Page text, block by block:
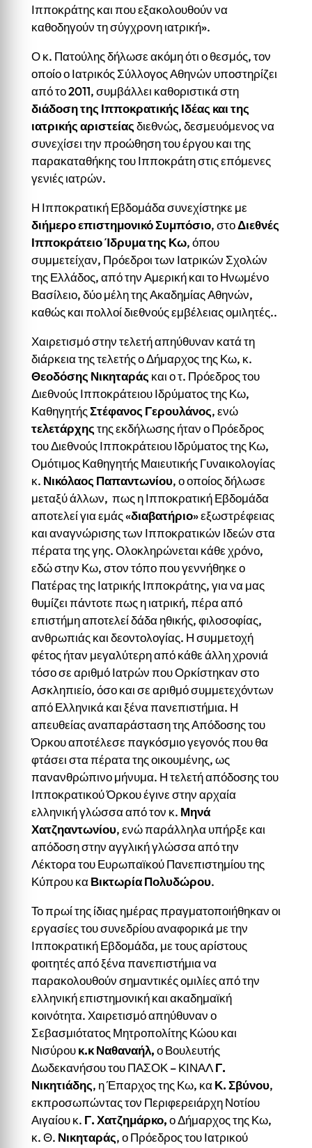
Ιπποκράτης και που εξακολουθούν να
καθοδηγούν τη σύγχρονη ιατρική».
Ο κ. Πατούλης δήλωσε ακόμη ότι ο θεσμός, τον
οποίο ο Ιατρικός Σύλλογος Αθηνών υποστηρίζει
από το 2011, συμβάλλει καθοριστικά στη
διάδοση της Ιπποκρατικής Ιδέας και της
ιατρικής αριστείαςδιεθνώς, δεσμευόμενος να
συνεχίσει την προώθηση του έργου και της
παρακαταθήκης του Ιπποκράτη στις επόμενες
γενιές ιατρών.
Η Ιπποκρατική Εβδομάδα συνεχίστηκε με
διήμερο επιστημονικό Συμπόσιο, στοΔιεθνές
Ιπποκράτειο Ίδρυμα της Κω, όπου
συμμετείχαν, Πρόεδροι των Ιατρικών Σχολών
της Ελλάδος, από την Αμερική και το Ηνωμένο
Βασίλειο, δύο μέλη της Ακαδημίας Αθηνών,
καθώς και πολλοί διεθνούς εμβέλειας ομιλητές..
Χαιρετισμό στην τελετή απηύθυναν κατά τη
διάρκεια της τελετής ο Δήμαρχος της Κω, κ.
Θεοδόσης Νικηταράς και ο τ. Πρόεδρος του
Διεθνούς Ιπποκράτειου Ιδρύματος της Κω,
ΚαθηγητήςΣτέφανος Γερουλάνος, ενώ
τελετάρχηςτης εκδήλωσης ήταν ο Πρόεδρος
του Διεθνούς Ιπποκράτειου Ιδρύματος της Κω,
Ομότιμος Καθηγητής Μαιευτικής Γυναικολογίας
κ. Νικόλαος Παπαντωνίου, ο οποίος δήλωσε
μεταξύ άλλων, πως η Ιπποκρατική Εβδομάδα
αποτελεί για εμάς «διαβατήριο» εξωστρέφειας
και αναγνώρισης των Ιπποκρατικών Ιδεών στα
πέρατα της γης. Ολοκληρώνεται κάθε χρόνο,
εδώ στην Κω, στον τόπο που γεννήθηκε ο
Πατέρας της Ιατρικής Ιπποκράτης, για να μας
θυμίζει πάντοτε πως η ιατρική, πέρα από
επιστήμη αποτελεί δάδα ηθικής, φιλοσοφίας,
ανθρωπιάς και δεοντολογίας. Η συμμετοχή
φέτος ήταν μεγαλύτερη από κάθε άλλη χρονιά
τόσο σε αριθμό Ιατρών που Ορκίστηκαν στο
Ασκληπιείο, όσο και σε αριθμό συμμετεχόντων
από Ελληνικά και ξένα πανεπιστήμια. Η
απευθείας αναπαράσταση της Απόδοσης του
Όρκου αποτέλεσε παγκόσμιο γεγονός που θα
φτάσει στα πέρατα της οικουμένης, ως
πανανθρώπινο μήνυμα. Η τελετή απόδοσης του
Ιπποκρατικού Όρκου έγινε στην αρχαία
ελληνική γλώσσα από τον κ. Μηνά
Χατζηαντωνίου, ενώ παράλληλα υπήρξε και
απόδοση στην αγγλική γλώσσα από την
Λέκτορα του Ευρωπαϊκού Πανεπιστημίου της
Κύπρου καΒικτωρία Πολυδώρου.
Το πρωί της ίδιας ημέρας πραγματοποιήθηκαν οι
εργασίες του συνεδρίου αναφορικά με την
Ιπποκρατική Εβδομάδα, με τους αρίστους
φοιτητές από ξένα πανεπιστήμια να
παρακολουθούν σημαντικές ομιλίες από την
ελληνική επιστημονική και ακαδημαϊκή
κοινότητα. Χαιρετισμό απηύθυναν ο
Σεβασμιότατος Μητροπολίτης Κώου και
Νισύρουκ.κ Ναθαναήλ,ο Βουλευτής
Δωδεκανήσου του ΠΑΣΟΚ – ΚΙΝΑΛΓ.
Νικητιάδης, η Έπαρχος της Κω, καΚ. Σβύνου,
εκπροσωπώντας τον Περιφερειάρχη Νοτίου
Αιγαίου κ. Γ. Χατζημάρκο,ο Δήμαρχος της Κω,
κ. Θ. Νικηταράς, ο Πρόεδρος του Ιατρικού